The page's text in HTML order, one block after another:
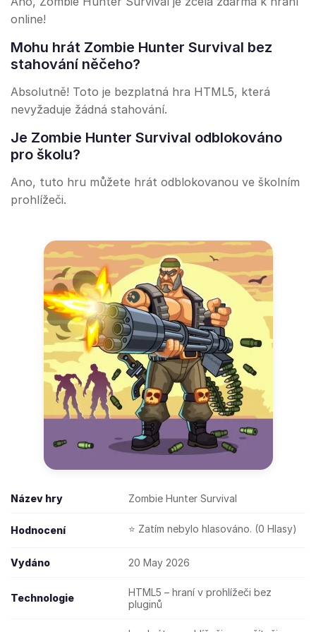
online!
Mohu hrát Zombie Hunter Survival bez
stahování něčeho?
Absolutně! Toto je bezplatná hra HTML5, která
nevyžaduje žádná stahování.
Je Zombie Hunter Survival odblokováno
pro školu?
Ano, tuto hru můžete hrát odblokovanou ve školním
prohlížeči.
Název hry Zombie Hunter Survival
Hodnocení ⭐ Zatím nebylo hlasováno. (0 Hlasy)
Vydáno 20 May 2026
Technologie
HTML5 – hraní v prohlížeči bez
pluginů